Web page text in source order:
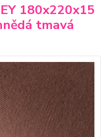
180x220x15
tmavá